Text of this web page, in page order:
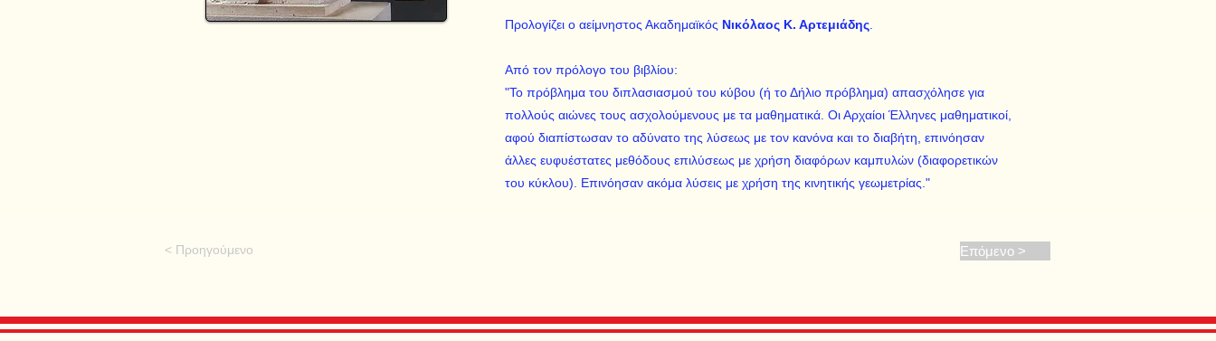
Προλογίζει ο αείμνηστος Ακαδημαϊκός Νικόλαος Κ. Αρτεμιάδης
Από τον πρόλογο του βιβλίου:
"Το πρόβλημα του διπλασιασμού του κύβου (ή το Δήλιο πρόβλημα) απασχόλησε για
πολλούς αιώνες τους ασχολούμενους με τα μαθηματικά. Οι Αρχαίοι Έλληνες μαθηματικοί,
αφού διαπίστωσαν το αδύνατο της λύσεως με τον κανόνα και το διαβήτη, επινόησαν
άλλες ευφυέστατες μεθόδους επιλύσεως με χρήση διαφόρων καμπυλών (διαφορετικών
του κύκλου). Επινόησαν ακόμα λύσεις με χρήση της κινητικής γεωμετρίας."
< Προηγούμενο Επόμενο >